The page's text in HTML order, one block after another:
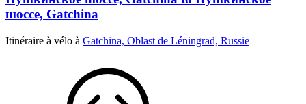
шоссе, Gatchina
Itinéraire à vélo à Gatchina, Oblast de Léningrad, Russie